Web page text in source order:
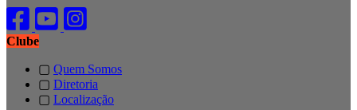
Clube
▢ Quem Somos
▢ Diretoria
▢ Localização